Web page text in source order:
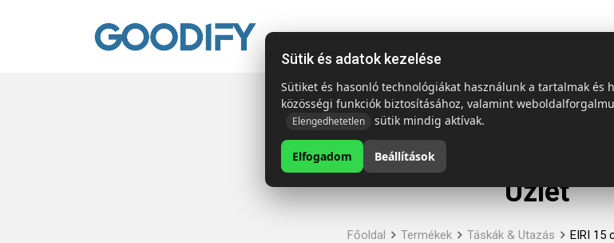
Kezdőlap Termékek Emblémázás és szállítás
Üzlet
Főoldal Termékek Táskák & Utazás EIRI 15
Sütik és adatok kezelése
Sütiket és hasonló technológiákat használunk a tartalmak és
közösségi funkciók biztosításához, valamint
Elengedhetetlen sütik mindig aktívak.
Elfogadom Beállítások